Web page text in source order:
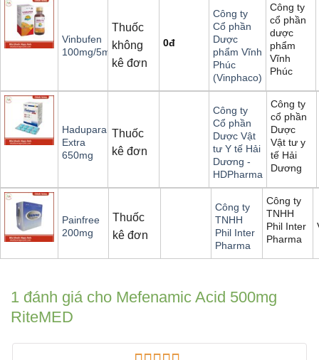
Vinbufen
100mg/5ml
Thuốc
không
kê đơn
0đ
Công ty
Cổ phần
Dược
phẩm Vĩnh
Phúc
(Vinphaco)
Công ty
cổ phần
dược
phẩm
Vĩnh
Phúc
Hadupara
Extra
650mg
Thuốc
kê đơn
Công ty
Cổ phần
Dược Vật
tư Y tế Hải
Dương -
HDPharma
Công ty
cổ phần
Dược
Vật tư y
tế Hải
Dương
Painfree
200mg
Thuốc
kê đơn
Công ty
TNHH
Phil Inter
Pharma
Công ty
TNHH
Phil Inter
Pharma
1 đánh giá cho Mefenamic Acid 500mg
RiteMED